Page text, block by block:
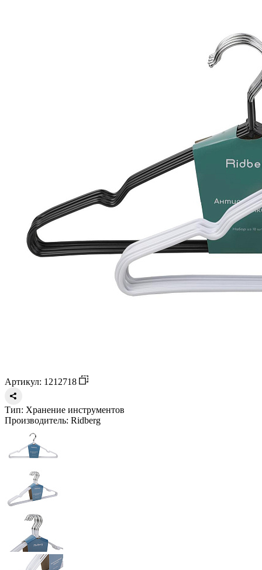
Артикул: 1212718
Тип: Хранение инструментов
Производитель: Ridberg